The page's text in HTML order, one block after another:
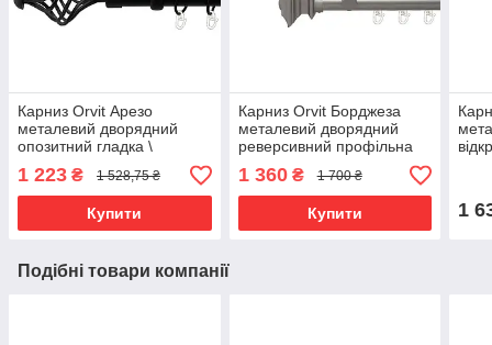
Карниз Orvit Арезо
металевий дворядний
опозитний гладка \
металеве Чорний Оксамит
25\19 мм 200 см
1 223 ₴ 1 528,75 ₴
Купити
Карниз Orvit Борджеза
металевий дворядний
реверсивний профільна
труба Сатин 19\19 мм 160
см (6300802)
1 360₴ 1 700 ₴
Купити 1
Подібні товари компанії